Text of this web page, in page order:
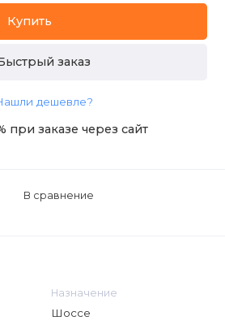
Купить
заказ
дешевле?
при заказе через сайт
В сравнение
Назначение
Шоссе